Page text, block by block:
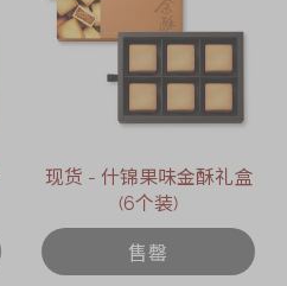
现货 - 什锦果味金酥礼盒
(6个装)
售罄